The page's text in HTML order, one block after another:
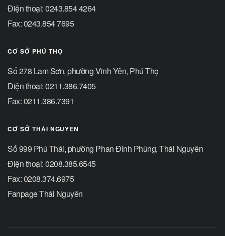
Điện thoại: 0243.854 4264
Fax: 0243.854 7695
CƠ SỞ PHÚ THỌ
Số 278 Lam Sơn, phường Vĩnh Yên, Phú Thọ
Điện thoại: 0211.386.7405
Fax: 0211.386.7391
CƠ SỞ THÁI NGUYÊN
Số 999 Phú Thái, phường Phan Đình Phùng, Thái Nguyên
Điện thoại: 0208.385.6545
Fax: 0208.374.6975
Fanpage Thái Nguyên